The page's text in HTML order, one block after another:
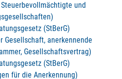
und
(StBerG)
Gesellschaft, anerkennende
Gesellschaftsvertrag)
(StBerG)
für die Anerkennung)